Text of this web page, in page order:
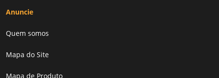
Anuncie
Quem somos
Mapa do Site
Mapa de Produto